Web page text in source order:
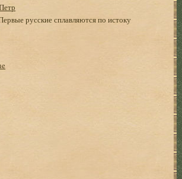
русские сплавляются по истоку